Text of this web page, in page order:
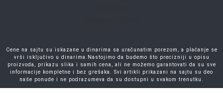
Cene na sajtu su iskazane u dinarima sa uračunatim porezom, a plaćanje se
vrši isključivo u dinarima.Nastojimo da budemo što precizniji u opisu
proizvoda, prikazu slika i samih cena, ali ne možemo garantovati da su sve
informacije kompletne i bez grešaka. Svi artikli prikazani na sajtu su deo
naše ponude i ne podrazumeva da su dostupni u svakom trenutku.